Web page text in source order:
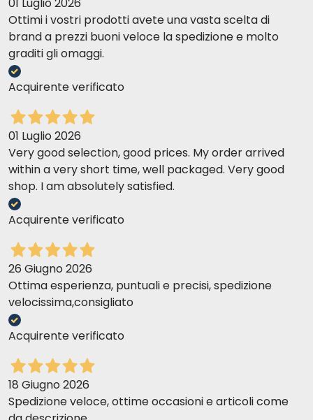
Ottimi i vostri prodotti avete una vasta scelta di
brand a prezzi buoni veloce la spedizione e molto
graditi gli omaggi.
Acquirente verificato
01 Luglio 2026
Very good selection, good prices. My order arrived
within a very short time, well packaged. Very good
shop. I am absolutely satisfied.
Acquirente verificato
26 Giugno 2026
Ottima esperienza, puntuali e precisi, spedizione
velocissima,consigliato
Acquirente verificato
18 Giugno 2026
Spedizione veloce, ottime occasioni e articoli come